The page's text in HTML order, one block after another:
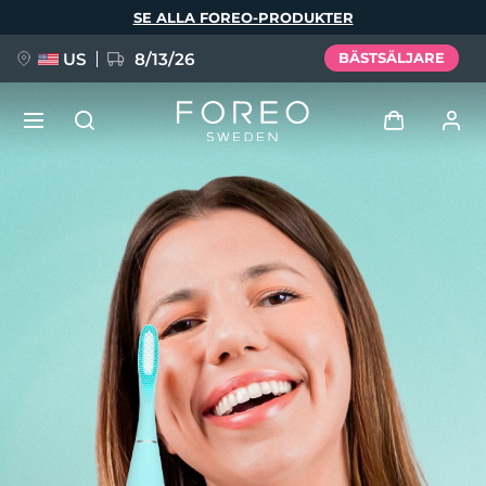
SE ALLA FOREO-PRODUKTER
US 8/13/26 BÄSTSÄLJARE
Användarprofil
Mina enheter
Mina beställningar
Mina adresser
Mina prenumerationer
FAQ™ Pure Beauty-Tech Elixir
BREAKING NEWS
issa™ Teeth Whitening Set
Deutsch
Español
Français
Italiano
Português
Svenska
Русский
简体中文 繁體中文